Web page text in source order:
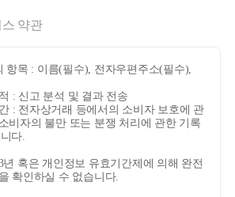
약관
항목 : 이름(필수), 전자우편주소(필수),
: 신고 분석 및 결과 전송
: 전자상거래 등에서의 소비자 보호에 관
비자의 불만 또는 분쟁 처리에 관한 기록
다.
혹은 개인정보 유효기간제에 의해 완전
확인하실 수 없습니다.